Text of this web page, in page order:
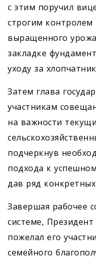
с этим поручил
строгим
выращенного
закладке
уходу за
Затем глава
участникам
на важности
подчеркнув
подхода к
дав ряд
Завершая рабочее
системе,
пожелал его
семейного